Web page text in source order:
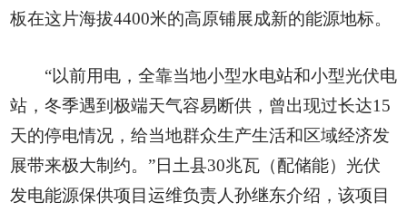
板在这片海拔4400米的高原铺展成新的能源地标。
“以前用电，全靠当地小型水电站和小型光伏电
站，冬季遇到极端天气容易断供，曾出现过长达15
天的停电情况，给当地群众生产生活和区域经济发
展带来极大制约。”日土县30兆瓦（配储能）光伏
发电能源保供项目运维负责人孙继东介绍，该项目